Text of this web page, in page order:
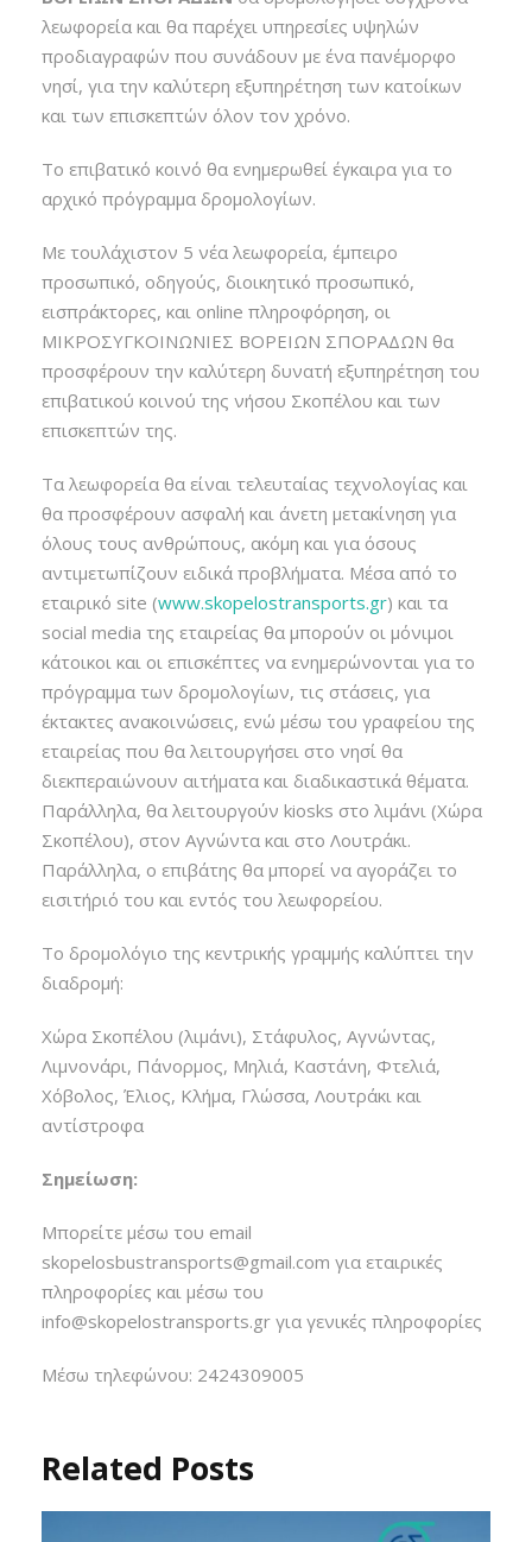
λεωφορεία και θα παρέχει υπηρεσίες υψηλών
προδιαγραφών που συνάδουν με ένα πανέμορφο
νησί, για την καλύτερη εξυπηρέτηση των κατοίκων
και των επισκεπτών όλον τον χρόνο.
Το επιβατικό κοινό θα ενημερωθεί έγκαιρα για το
αρχικό πρόγραμμα δρομολογίων.
Με τουλάχιστον 5 νέα λεωφορεία, έμπειρο
προσωπικό, οδηγούς, διοικητικό προσωπικό,
εισπράκτορες, και online πληροφόρηση, οι
ΜΙΚΡΟΣΥΓΚΟΙΝΩΝΙΕΣ ΒΟΡΕΙΩΝ ΣΠΟΡΑΔΩΝ θα
προσφέρουν την καλύτερη δυνατή εξυπηρέτηση του
επιβατικού κοινού της νήσου Σκοπέλου και των
επισκεπτών της.
Τα λεωφορεία θα είναι τελευταίας τεχνολογίας και
θα προσφέρουν ασφαλή και άνετη μετακίνηση για
όλους τους ανθρώπους, ακόμη και για όσους
αντιμετωπίζουν ειδικά προβλήματα. Μέσα από το
εταιρικό site (www.skopelostransports.gr) και τα
social media της εταιρείας θα μπορούν οι μόνιμοι
κάτοικοι και οι επισκέπτες να ενημερώνονται για το
πρόγραμμα των δρομολογίων, τις στάσεις, για
έκτακτες ανακοινώσεις, ενώ μέσω του γραφείου της
εταιρείας που θα λειτουργήσει στο νησί θα
διεκπεραιώνουν αιτήματα και διαδικαστικά θέματα.
Παράλληλα, θα λειτουργούν kiosks στο λιμάνι (Χώρα
Σκοπέλου), στον Αγνώντα και στο Λουτράκι.
Παράλληλα, o επιβάτης θα μπορεί να αγοράζει το
εισιτήριό του και εντός του λεωφορείου.
Το δρομολόγιο της κεντρικής γραμμής καλύπτει την
διαδρομή:
Χώρα Σκοπέλου (λιμάνι), Στάφυλος, Αγνώντας,
Λιμνονάρι, Πάνορμος, Μηλιά, Καστάνη, Φτελιά,
Χόβολος, Έλιος, Κλήμα, Γλώσσα, Λουτράκι και
αντίστροφα
Σημείωση:
Μπορείτε μέσω του email
skοpelosbustransports@gmail.com για εταιρικές
πληροφορίες και μέσω του
info@skopelostransports.gr για γενικές πληροφορίες
Mέσω τηλεφώνου: 2424309005
Related Posts